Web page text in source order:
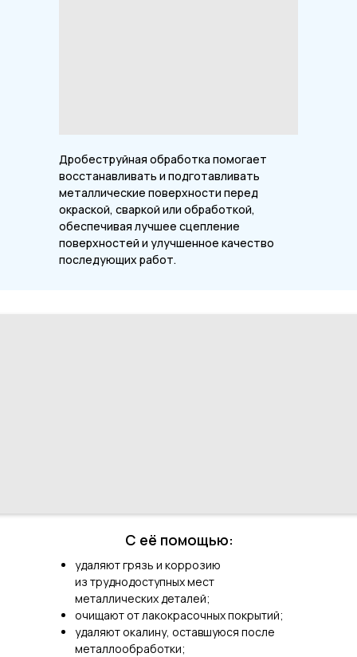
удаляют грязь и коррозию
из труднодоступных мест
металлических деталей;
очищают от лакокрасочных покрытий;
удаляют окалину, оставшуюся после
металлообработки;
С её помощью:
Дробеструйная обработка помогает
восстанавливать и подготавливать
металлические поверхности перед
окраской, сваркой или обработкой,
обеспечивая лучшее сцепление
поверхностей и улучшенное качество
последующих работ.